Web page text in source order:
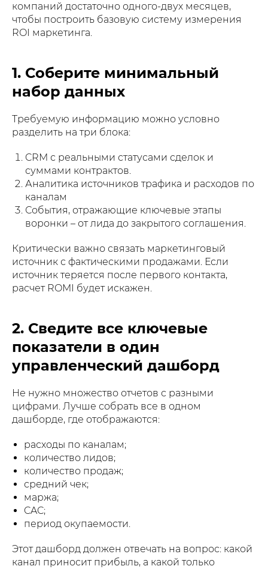
компаний достаточно одного-двух месяцев,
чтобы построить базовую систему измерения
ROI маркетинга.
1. Соберите минимальный
набор данных
Требуемую информацию можно условно
разделить на три блока:
CRM с реальными статусами сделок и
суммами контрактов.
Аналитика источников трафика и расходов по
каналам
События, отражающие ключевые этапы
воронки – от лида до закрытого соглашения.
Критически важно связать маркетинговый
источник с фактическими продажами. Если
источник теряется после первого контакта,
расчет ROMI будет искажен.
2. Сведите все ключевые
показатели в один
управленческий дашборд
Не нужно множество отчетов с разными
цифрами. Лучше собрать все в одном
дашборде, где отображаются:
расходы по каналам;
количество лидов;
количество продаж;
средний чек;
маржа;
CAC;
период окупаемости.
Этот дашборд должен отвечать на вопрос: какой
канал приносит прибыль, а какой только